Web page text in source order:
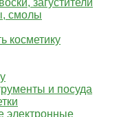
загустители
смолы
косметику
и посуда
электронные